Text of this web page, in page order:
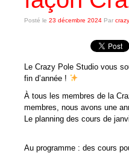
Planning des cours
Réserver un cours
RESERVATION
Planning Réservation
Connexion
Posté le 23 décembre 2024 Par
Le Crazy Pole Studio vous
fin d’année !
À tous les membres de la
membres, nous avons une
Le planning des cours de
Au programme : des cours